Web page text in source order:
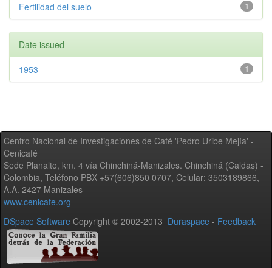
1
Fertilidad del suelo
Date issued
1
1953
Centro Nacional de Investigaciones de Café 'Pedro Uribe Mejía' -
Cenicafé
Sede Planalto, km. 4 vía Chinchiná-Manizales. Chinchiná (Caldas) -
Colombia, Teléfono PBX +57(606)850 0707, Celular: 3503189866,
A.A. 2427 Manizales
www.cenicafe.org
DSpace Software Copyright © 2002-2013 Duraspace - Feedback